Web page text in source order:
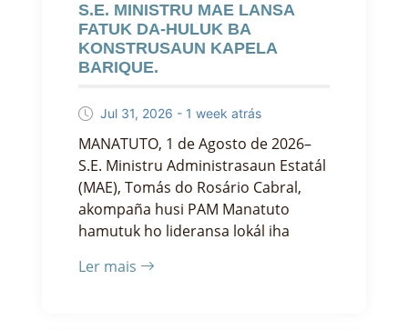
S.E. MINISTRU MAE LANSA
FATUK DA-HULUK BA
KONSTRUSAUN KAPELA
BARIQUE.
Jul 31, 2026 - 1 week atrás
MANATUTO, 1 de Agosto de 2026–
S.E. Ministru Administrasaun Estatál
(MAE), Tomás do Rosário Cabral,
akompaña husi PAM Manatuto
hamutuk ho lideransa lokál iha
Ler mais